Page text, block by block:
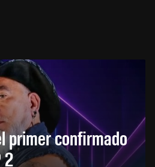
primer confirmado
2